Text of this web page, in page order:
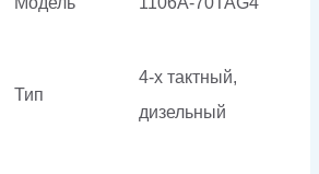
Тип
4-х тактный,
дизельный